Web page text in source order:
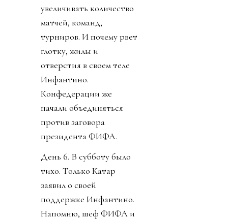
увеличивать количество
матчей, команд,
турниров. И почему рвет
глотку, жилы и
отверстия в своем теле
Инфантино.
Конфедерации же
начали объединяться
против заговора
президента ФИФА.
День 6. В субботу было
тихо. Только Катар
заявил о своей
поддержке Инфантино.
Напомню, шеф ФИФА и